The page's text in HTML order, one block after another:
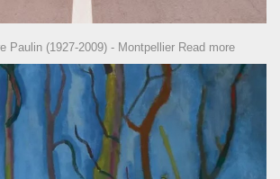
Paulin (1927-2009) - Montpellier Read more